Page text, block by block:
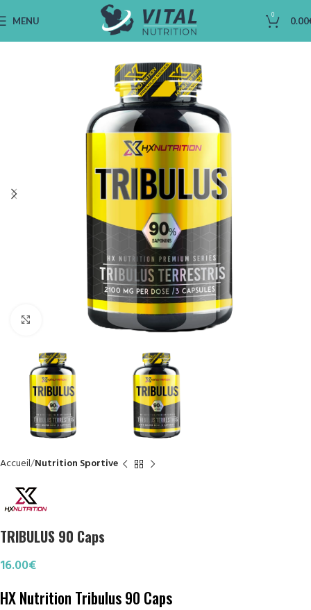
MENU 0 0.00
Click to enlarge
Accueil Nutrition Sportive
TRIBULUS 90 Caps
16.00€
HX Nutrition Tribulus 90 Caps